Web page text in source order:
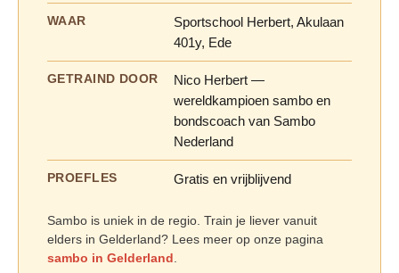
WAAR
Sportschool Herbert, Akulaan
401y, Ede
GETRAIND DOOR
Nico Herbert —
wereldkampioen sambo en
bondscoach van Sambo
Nederland
PROEFLES Gratis en vrijblijvend
Sambo is uniek in de regio. Train je liever vanuit
elders in Gelderland? Lees meer op onze pagina
sambo in Gelderland.